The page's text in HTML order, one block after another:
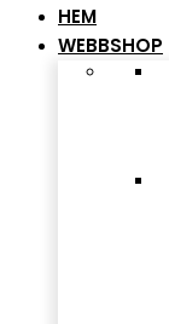
HEM
WEBBSHOP